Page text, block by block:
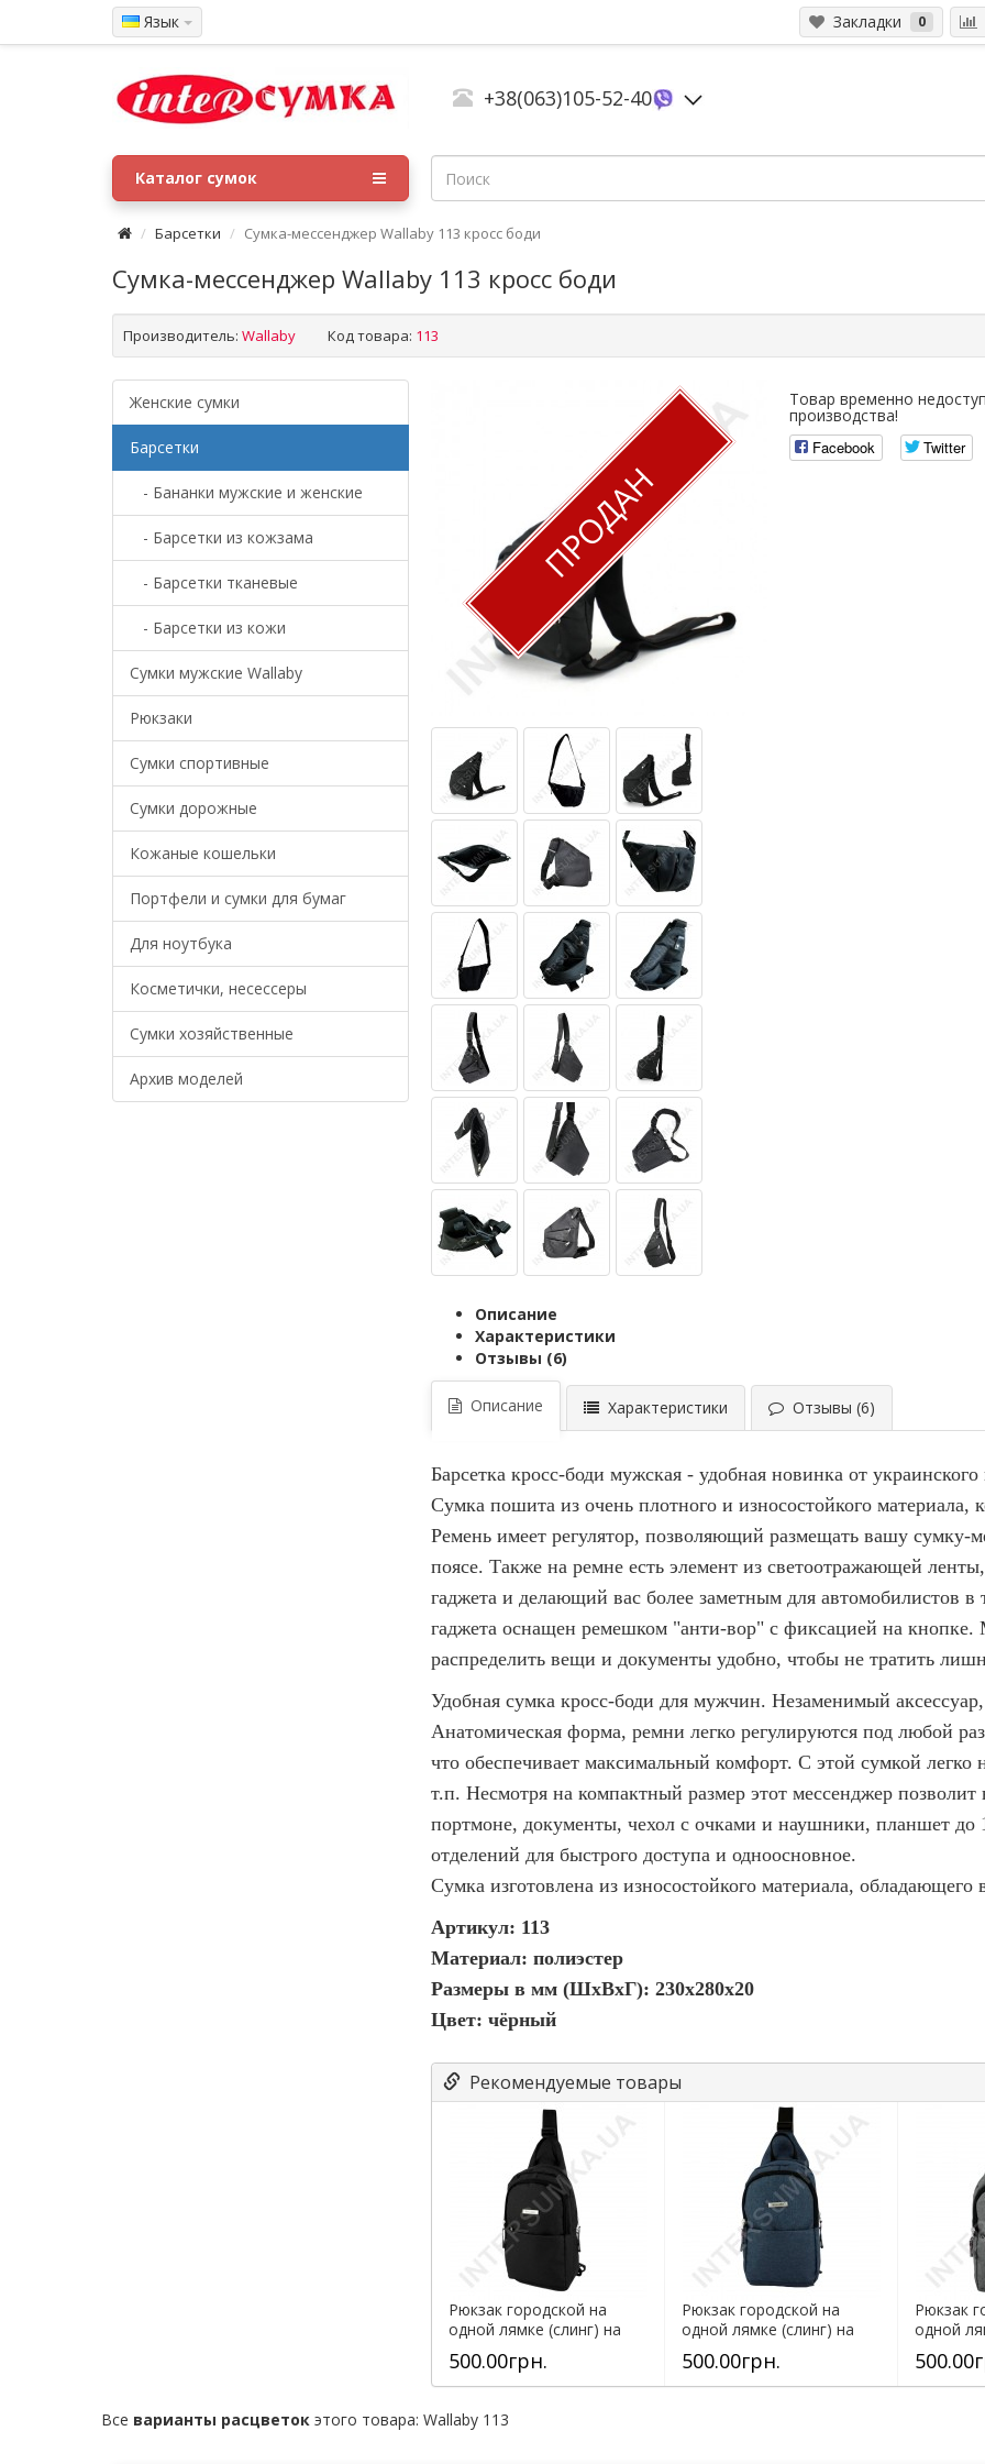
Язык Закладки 0
+38(063)105-52-40
Каталог сумок
Барсетки Сумка-мессенджер Wallaby 113 кросс боди
Сумка-мессенджер Wallaby 113 кросс боди
Производитель: Wallaby Код товара: 113
Женские сумки
Барсетки
- Бананки мужские и женские
- Барсетки из кожзама
- Барсетки тканевые
- Барсетки из кожи
Cумки мужские Wallaby
Рюкзаки
Сумки спортивные
Сумки дорожные
Кожаные кошельки
Портфели и сумки для бумаг
Для ноутбука
Косметички, несессеры
Сумки хозяйственные
Архив моделей
ПРОДАН
Описание
Характеристики
Отзывы (6)
Товар временно
производства!
Facebook
Twitter
Описание Характеристики Отзывы (6)
Барсетка кросс-боди мужская - удобная новинка от
Сумка пошита из очень плотного и износостойкого материала,
Ремень имеет регулятор, позволяющий размещать вашу сумку-
поясе. Также на ремне есть элемент из светоотражающей
гаджета и делающий вас более заметным для автомобилистов
гаджета оснащен ремешком "анти-вор" с фиксацией на кнопке.
распределить вещи и документы удобно, чтобы не тратить
Удобная сумка кросс-боди для мужчин. Незаменимый
Анатомическая форма, ремни легко регулируются под любой
что обеспечивает максимальный комфорт. С этой сумкой легко
т.п. Несмотря на компактный размер этот мессенджер
портмоне, документы, чехол с очками и наушники, планшет до
отделений для быстрого доступа и одноосновное.
Сумка изготовлена из износостойкого материала,
Артикул: 113
Материал: полиэстер
Размеры в мм (ШхВхГ): 230x280x20
Цвет: чёрный
Рекомендуемые товары
Рюкзак городской на
одной лямке (слинг) на
два отдела...
500.00грн.
Рюкзак городской на
одной лямке (слинг) на
два отдела...
500.00грн.
Рюкзак
одной
два
Все варианты расцветок этого товара: Wallaby 113